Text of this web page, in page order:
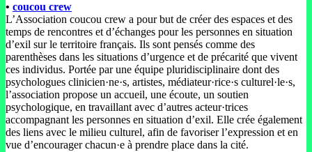
• coucou crew
L’Association coucou crew a pour but de créer des espaces et des
temps de rencontres et d’échanges pour les personnes en situation
d’exil sur le territoire français. Ils sont pensés comme des
parenthèses dans les situations d’urgence et de précarité que vivent
ces individus. Portée par une équipe pluridisciplinaire dont des
psychologues clinicien·ne·s, artistes, médiateur·rice·s culturel·le·s,
l’association propose un accueil, une écoute, un soutien
psychologique, en travaillant avec d’autres acteur·trices
accompagnant les personnes en situation d’exil. Elle crée également
des liens avec le milieu culturel, afin de favoriser l’expression et en
vue d’encourager chacun·e à prendre place dans la cité.